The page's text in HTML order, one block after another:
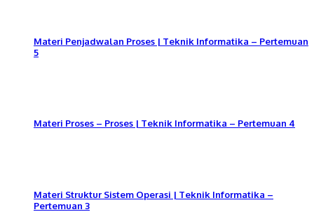
Materi Penjadwalan Proses | Teknik Informatika – Pertemuan
5
Materi Proses – Proses | Teknik Informatika – Pertemuan 4
Materi Struktur Sistem Operasi | Teknik Informatika –
Pertemuan 3